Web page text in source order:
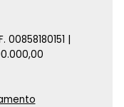
00858180151 |